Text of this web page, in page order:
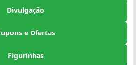
Divulgação
e Ofertas
Figurinhas